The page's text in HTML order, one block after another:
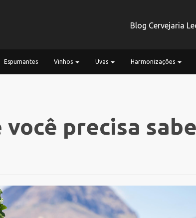
Blog Cervejaria
Espumantes Vinhos Uvas Harmonizações
precisa